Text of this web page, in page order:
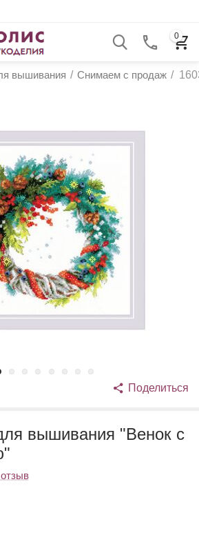
0
вышивания / Снимаем с продаж /
Поделиться
вышивания "Венок с